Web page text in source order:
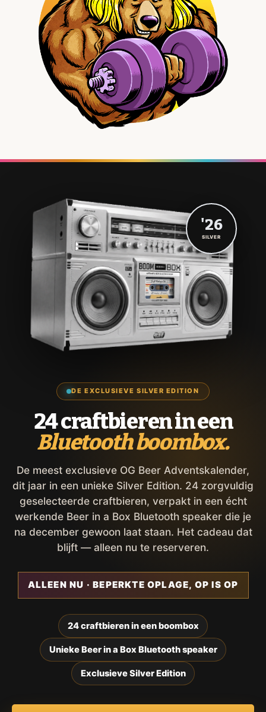
DE EXCLUSIEVE SILVER EDITION
24 craftbieren in een
Bluetooth boombox.
De meest exclusieve OG Beer Adventskalender,
dit jaar in een unieke Silver Edition. 24 zorgvuldig
geselecteerde craftbieren, verpakt in een écht
werkende Beer in a Box Bluetooth speaker die je
na december gewoon laat staan. Het cadeau dat
blijft — alleen nu te reserveren.
ALLEEN NU · BEPERKTE OPLAGE, OP IS OP
24 craftbieren in een boombox
Unieke Beer in a Box Bluetooth speaker
Exclusieve Silver Edition
'26
SILVER